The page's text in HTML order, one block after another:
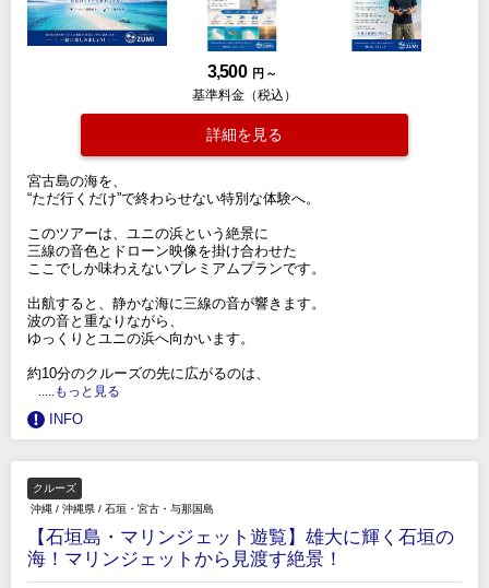
3,500 円 ～
基準料金（税込）
詳細を見る
宮古島の海を、
“ただ行くだけ”で終わらせない特別な体験へ。
このツアーは、ユニの浜という絶景に
三線の音色とドローン映像を掛け合わせた
ここでしか味わえないプレミアムプランです。
出航すると、静かな海に三線の音が響きます。
波の音と重なりながら、
ゆっくりとユニの浜へ向かいます。
約10分のクルーズの先に広がるのは、
.....もっと見る
INFO
クルーズ
沖縄 / 沖縄県 / 石垣・宮古・与那国島
【石垣島・マリンジェット遊覧】雄大に輝く石垣の
海！マリンジェットから見渡す絶景！